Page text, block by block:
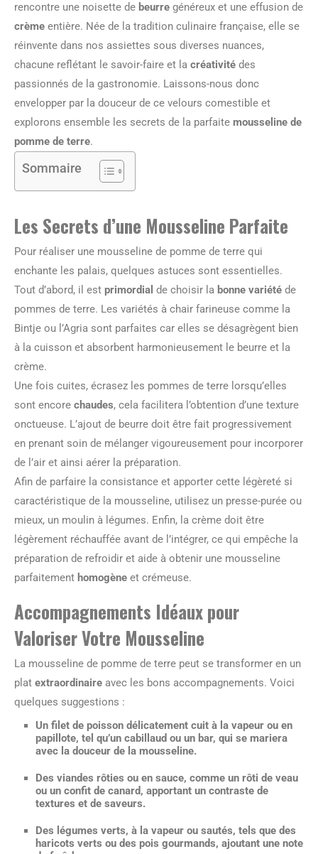
rencontre une noisette de beurre généreux et une effusion de
crème entière. Née de la tradition culinaire française, elle se
réinvente dans nos assiettes sous diverses nuances,
chacune reflétant le savoir-faire et la créativité des
passionnés de la gastronomie. Laissons-nous donc
envelopper par la douceur de ce velours comestible et
explorons ensemble les secrets de la parfaite mousseline de
pomme de terre.
Sommaire
Les Secrets d’une Mousseline Parfaite
Pour réaliser une mousseline de pomme de terre qui
enchante les palais, quelques astuces sont essentielles.
Tout d’abord, il est primordial de choisir la bonne variété de
pommes de terre. Les variétés à chair farineuse comme la
Bintje ou l’Agria sont parfaites car elles se désagrègent bien
à la cuisson et absorbent harmonieusement le beurre et la
crème.
Une fois cuites, écrasez les pommes de terre lorsqu’elles
sont encore chaudes, cela facilitera l’obtention d’une texture
onctueuse. L’ajout de beurre doit être fait progressivement
en prenant soin de mélanger vigoureusement pour incorporer
de l’air et ainsi aérer la préparation.
Afin de parfaire la consistance et apporter cette légèreté si
caractéristique de la mousseline, utilisez un presse-purée ou
mieux, un moulin à légumes. Enfin, la crème doit être
légèrement réchauffée avant de l’intégrer, ce qui empêche la
préparation de refroidir et aide à obtenir une mousseline
parfaitement homogène et crémeuse.
Accompagnements Idéaux pour
Valoriser Votre Mousseline
La mousseline de pomme de terre peut se transformer en un
plat extraordinaire avec les bons accompagnements. Voici
quelques suggestions :
Un filet de poisson délicatement cuit à la vapeur ou en
papillote, tel qu’un cabillaud ou un bar, qui se mariera
avec la douceur de la mousseline.
Des viandes rôties ou en sauce, comme un rôti de veau
ou un confit de canard, apportant un contraste de
textures et de saveurs.
Des légumes verts, à la vapeur ou sautés, tels que des
haricots verts ou des pois gourmands, ajoutant une note